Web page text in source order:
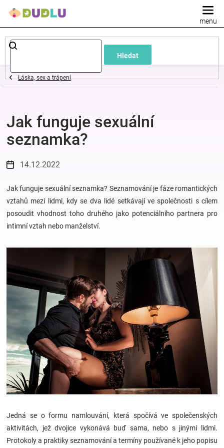
Hledat
Dětské
a
oblečení
Pokojíček
a
kojenecká
výbava
Hračky
a
zábava
pro
děti
Těhotenské
Novinky
Láska, sex a trápení
Jak funguje sexuální
seznamka?
14.12.2022
Jak funguje sexuální seznamka? Seznamování je fáze romantických
vztahů mezi lidmi, kdy se dva lidé setkávají ve společnosti s cílem
posoudit vhodnost toho druhého jako potenciálního partnera pro
intimní vztah nebo manželství.
Jedná se o formu namlouvání, která spočívá ve společenských
aktivitách, jež dvojice vykonává buď sama, nebo s jinými lidmi.
Protokoly a praktiky seznamování a termíny používané k jeho popisu